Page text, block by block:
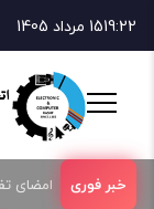
19:2215 مرداد 1405